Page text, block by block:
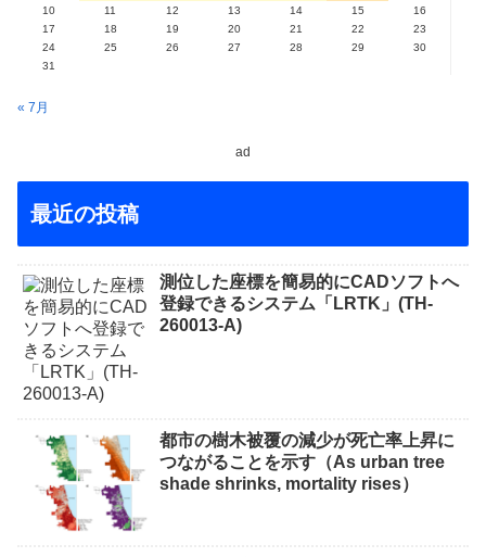
10
11 12 13 14 15
16
17
18 19 20 21 22
23
24
25 26 27 28 29
30
31
« 7月
ad
最近の投稿
測位した座標を簡易的にCADソフトへ
登録できるシステム「LRTK」(TH-
260013-A)
都市の樹木被覆の減少が死亡率上昇に
つながることを示す（As urban tree
shade shrinks, mortality rises）